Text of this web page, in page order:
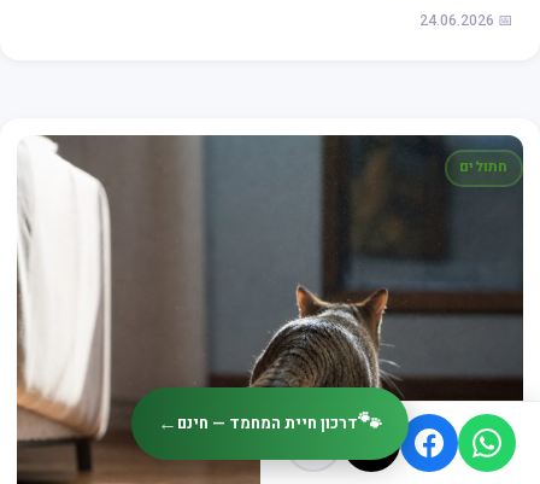
📅 24.06.2026
חתולים
🐾דרכון חיית המחמד — חינם ←